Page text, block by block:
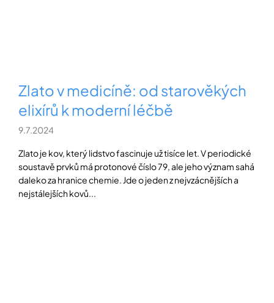
Zlato v medicíně: od starověkých
elixírů k moderní léčbě
9.7.2024
Zlato je kov, který lidstvo fascinuje už tisíce let. V periodické
soustavě prvků má protonové číslo 79, ale jeho význam sahá
daleko za hranice chemie. Jde o jeden z nejvzácnějších a
nejstálejších kovů...